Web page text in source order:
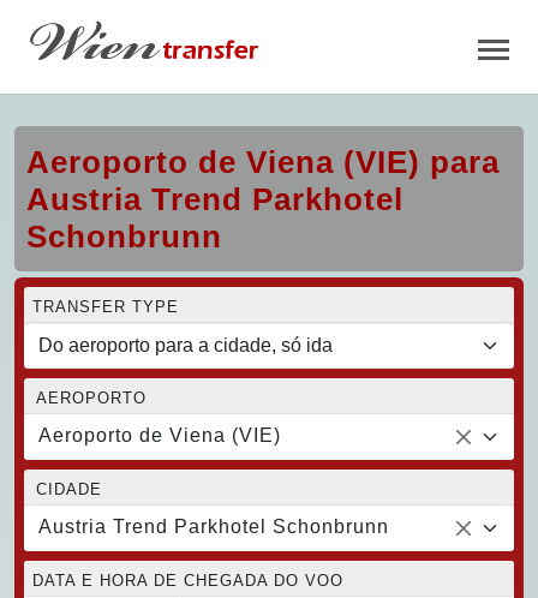
Aeroporto de Viena (VIE) para
Austria Trend Parkhotel
Schonbrunn
TRANSFER TYPE
AEROPORTO
Aeroporto de Viena (VIE)
CIDADE
Austria Trend Parkhotel Schonbrunn
DATA E HORA DE CHEGADA DO VOO